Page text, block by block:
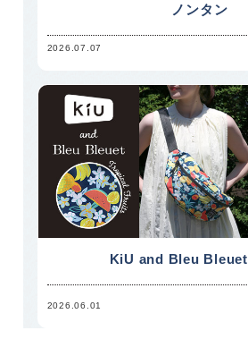
ノンタン
2026.07.07
KiU and Bleu Bleuet
2026.06.01